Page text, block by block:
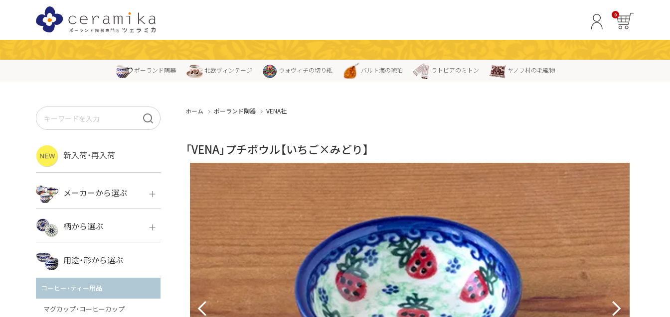
0
ポーランド陶器 北欧ヴィンテージ ウォヴィチの切り紙 バルト海の琥珀 ラトビアのミトン ヤノフ村の毛織物
ホーム ポーランド陶器 VENA社
「VENA」プチボウル【いちご×みどり】
新入荷・再入荷
メーカーから選ぶ
ボレス
VENA
ミレナ
柄から選ぶ
ボレス
用途・形から選ぶ
コーヒー・ティー用品
マグカップ・コーヒーカップ